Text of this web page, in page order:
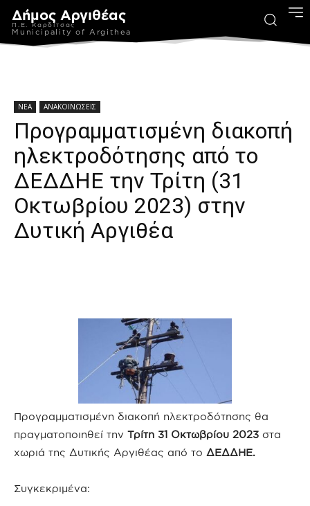
Δήμος Αργιθέας
Π.Ε. Καρδίτσας
Municipality of Argithea
ΝΕΑ ΑΝΑΚΟΙΝΩΣΕΙΣ
Προγραμματισμένη διακοπή
ηλεκτροδότησης από το
ΔΕΔΔΗΕ την Τρίτη (31
Οκτωβρίου 2023) στην
Δυτική Αργιθέα
Προγραμματισμένη διακοπή ηλεκτροδότησης θα
πραγματοποιηθεί την Τρίτη 31 Οκτωβρίου 2023 στα
χωριά της Δυτικής Αργιθέας από το ΔΕΔΔΗΕ.
Συγκεκριμένα: